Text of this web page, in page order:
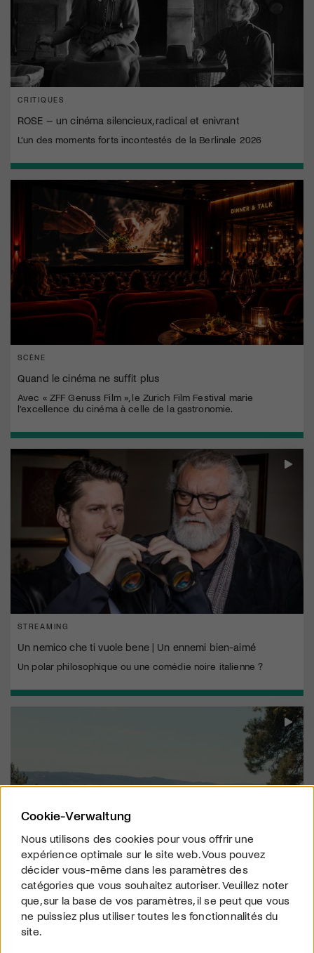
CRITIQUES
ROSE – un cinéma silencieux, radical et enivrant
L’un des moments forts incontestés de la Berlinale 2026
SCÈNE
Quand le cinéma ne suffit plus
Avec « ZFF Genuss Film », le Zurich Film Festival marie
l’excellence du cinéma à celle de la gastronomie.
STREAMING
Un nemico che ti vuole bene | Un ennemi bien-aimé
Un polar philosophique ou une comédie noire italienne ?
CRITIQUES
SOLOMAMMA – Les limites de l’autodétermination
Une femme décide de devenir mère sans partenaire et de
suivre son propre chemin vers la parentalité.
Cookie-Verwaltung
Nous utilisons des cookies pour vous offrir une
expérience optimale sur le site web. Vous pouvez
décider vous-même dans les paramètres des
catégories que vous souhaitez autoriser. Veuillez noter
que, sur la base de vos paramètres, il se peut que vous
ne puissiez plus utiliser toutes les fonctionnalités du
site.